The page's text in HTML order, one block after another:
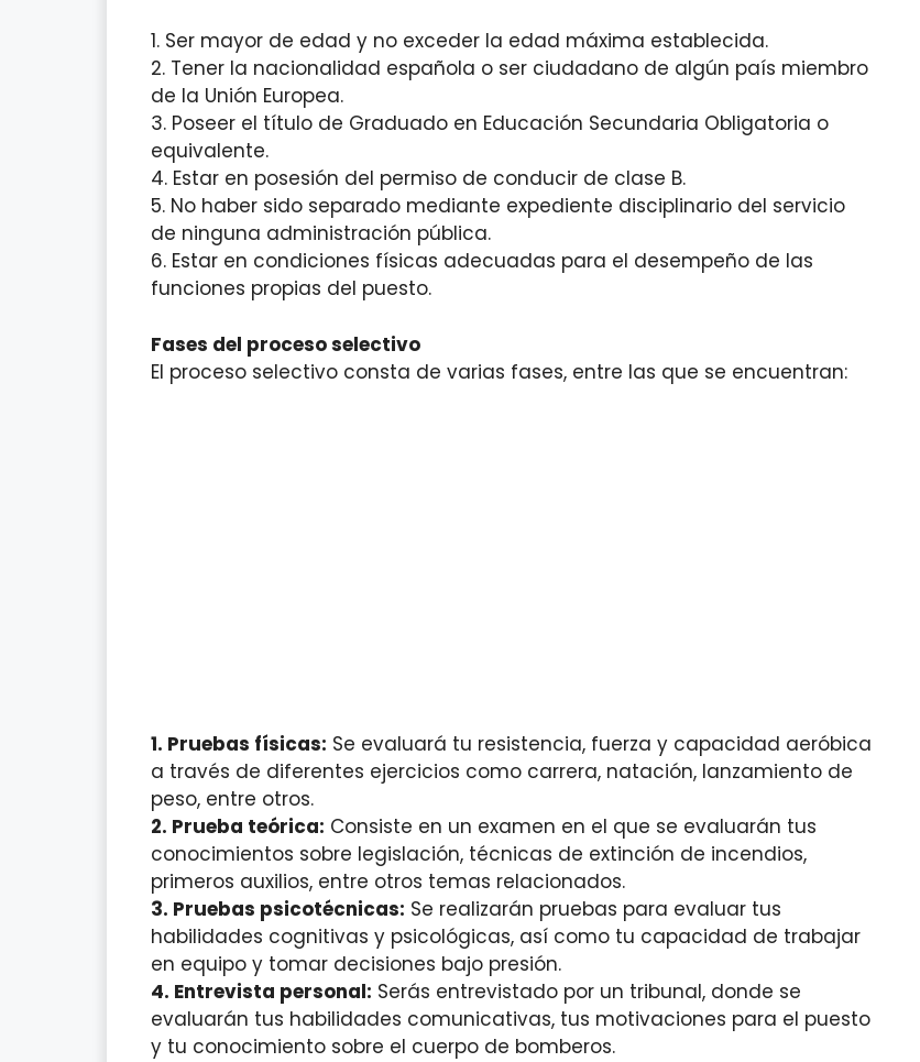
1. Ser mayor de edad y no exceder la edad máxima establecida.
2. Tener la nacionalidad española o ser ciudadano de algún país miembro
de la Unión Europea.
3. Poseer el título de Graduado en Educación Secundaria Obligatoria o
equivalente.
4. Estar en posesión del permiso de conducir de clase B.
5. No haber sido separado mediante expediente disciplinario del servicio
de ninguna administración pública.
6. Estar en condiciones físicas adecuadas para el desempeño de las
funciones propias del puesto.
Fases del proceso selectivo
El proceso selectivo consta de varias fases, entre las que se encuentran:
1. Pruebas físicas: Se evaluará tu resistencia, fuerza y capacidad aeróbica
a través de diferentes ejercicios como carrera, natación, lanzamiento de
peso, entre otros.
2. Prueba teórica: Consiste en un examen en el que se evaluarán tus
conocimientos sobre legislación, técnicas de extinción de incendios,
primeros auxilios, entre otros temas relacionados.
3. Pruebas psicotécnicas: Se realizarán pruebas para evaluar tus
habilidades cognitivas y psicológicas, así como tu capacidad de trabajar
en equipo y tomar decisiones bajo presión.
4. Entrevista personal: Serás entrevistado por un tribunal, donde se
evaluarán tus habilidades comunicativas, tus motivaciones para el puesto
y tu conocimiento sobre el cuerpo de bomberos.